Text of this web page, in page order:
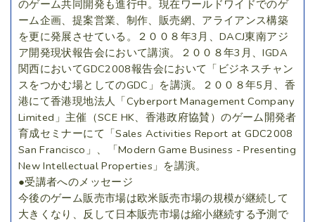
のゲーム共同開発も進行中。現在ワールドワイドでのゲ
ーム企画、提案営業、制作、販売網、アライアンス構築
を更に発展させている。２００８年3月、DACJ東南アジ
ア開発現状報告会において講演。２００８年3月、IGDA
関西においてGDC2008報告会において「ビジネスチャン
スをつかむ場としてのGDC」を講演。２００８年5月、香
港にて香港現地法人「Cyberport Management Company
Limited」主催（SCE HK、香港政府協賛）のゲーム開発者
育成セミナーにて「Sales Activities Report at GDC2008
San Francisco」、「Modern Game Business - Presenting
New Intellectual Properties」を講演。
●受講者へのメッセージ
今後のゲーム販売市場は欧米販売市場の規模が継続して
大きくなり、反して日本販売市場は縮小継続する予測で